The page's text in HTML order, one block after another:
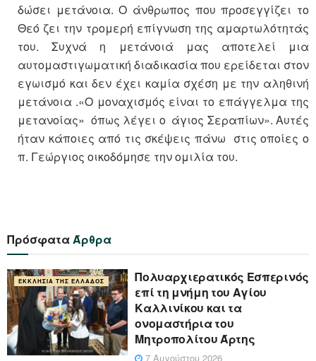
δώσει μετάνοια. Ο άνθρωπος που προσεγγίζει το
Θεό ζει την τρομερή επίγνωση της αμαρτωλότητάς
του. Συχνά η μετάνοιά μας αποτελεί μια
αυτομαστιγωματική διαδικασία που ερείδεται στον
εγωισμό και δεν έχει καμία σχέση με την αληθινή
μετάνοια .«Ο μοναχισμός είναι το επάγγελμα της
μετανοίας» όπως λέγει ο άγιος Σεραπίων». Αυτές
ήταν κάποιες από τις σκέψεις πάνω στις οποίες ο
π. Γεώργιος οικοδόμησε την ομιλία του.
Πρόσφατα Άρθρα
ΕΚΚΛΗΣΊΑ ΤΗΣ ΕΛΛΆΔΟΣ
Πολυαρχιερατικός Εσπερινός
επί τη μνήμη του Αγίου
Καλλινίκου και τα
ονομαστήρια του
Μητροπολίτου Άρτης
7 Αυγούστου 2026